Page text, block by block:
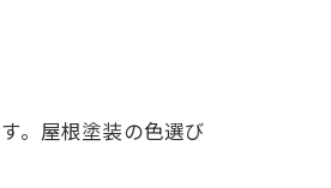
。屋根塗装の色選び